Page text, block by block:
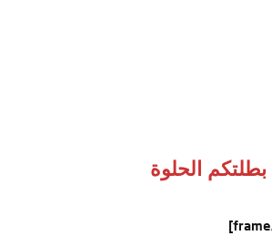
الحلوة